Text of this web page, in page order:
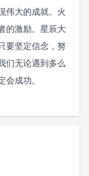
伟大的成就。火
的激励。星辰大
要坚定信念，努
们无论遇到多么
成功。